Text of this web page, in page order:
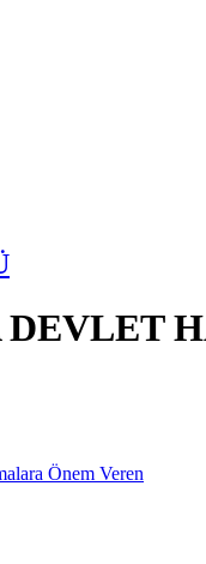
Önem Veren